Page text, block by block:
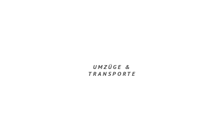
UMZÜGE &
TRANSPORTE